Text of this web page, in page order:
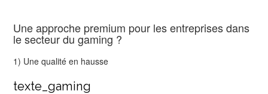
Une approche premium pour les entreprises dans
le secteur du gaming ?
1) Une qualité en hausse
texte_gaming